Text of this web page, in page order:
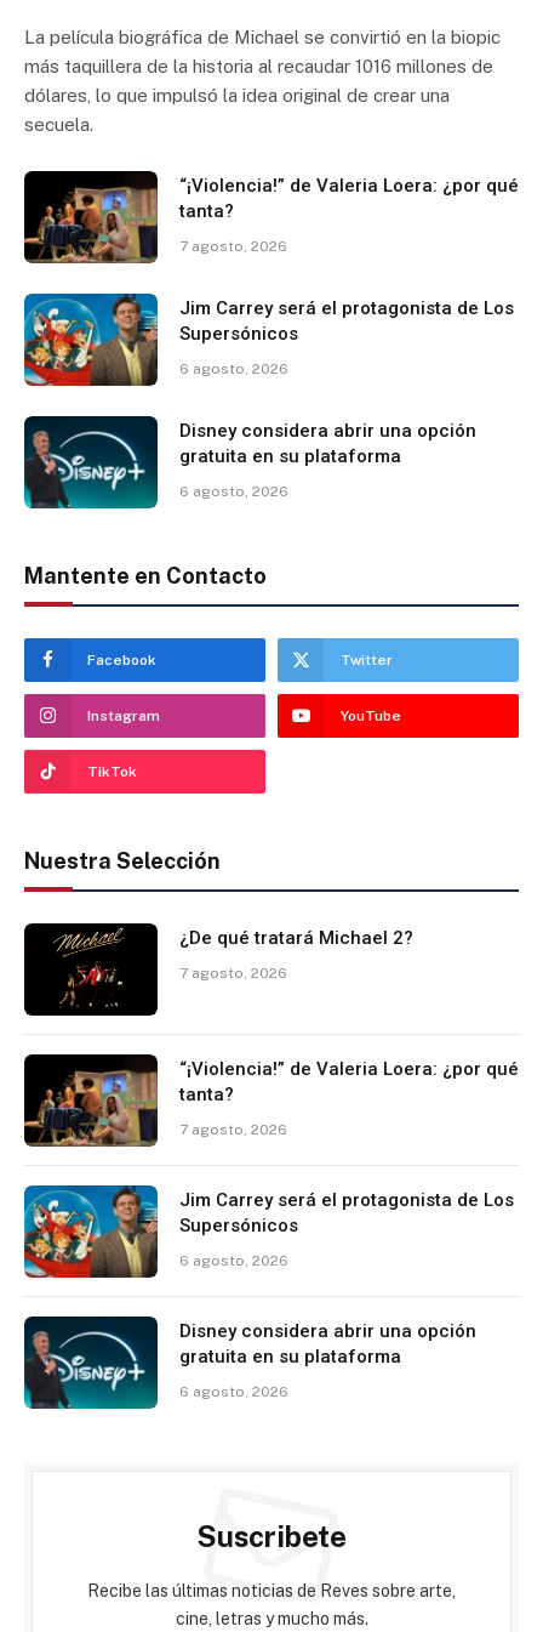
La película biográfica de Michael se convirtió en la biopic
más taquillera de la historia al recaudar 1016 millones de
dólares, lo que impulsó la idea original de crear una
secuela.
“¡Violencia!” de Valeria Loera: ¿por qué
tanta?
7 agosto, 2026
Jim Carrey será el protagonista de Los
Supersónicos
6 agosto, 2026
Disney considera abrir una opción
gratuita en su plataforma
6 agosto, 2026
Mantente en Contacto
Facebook Twitter
Instagram YouTube
TikTok
Nuestra Selección
¿De qué tratará Michael 2?
7 agosto, 2026
“¡Violencia!” de Valeria Loera: ¿por qué
tanta?
7 agosto, 2026
Jim Carrey será el protagonista de Los
Supersónicos
6 agosto, 2026
Disney considera abrir una opción
gratuita en su plataforma
6 agosto, 2026
Suscribete
Recibe las últimas noticias de Reves sobre arte,
cine, letras y mucho más.